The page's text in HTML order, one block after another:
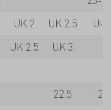
UK 2 UK 2.5
UK
UK 2.5
UK 3
22.5
23